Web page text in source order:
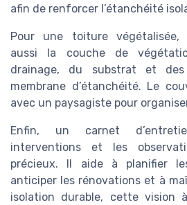
afin de renforcer l’étanchéité
Pour une toiture végétalisée,
aussi la couche de
drainage, du substrat et
membrane d’étanchéité. Le
avec un paysagiste pour
Enfin, un carnet
interventions et les
précieux. Il aide à planifier
anticiper les rénovations et à
isolation durable, cette vision